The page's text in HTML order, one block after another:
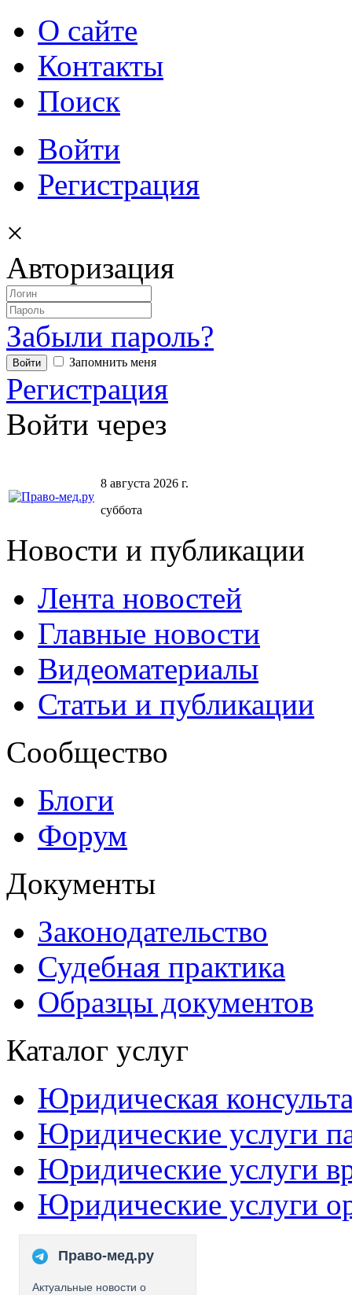
О сайте
Контакты
Поиск
Войти
Регистрация
×
Авторизация
Забыли пароль?
Запомнить меня
Регистрация
Войти через
8 августа 2026 г.
суббота
Новости и публикации
Лента новостей
Главные новости
Видеоматериалы
Статьи и публикации
Сообщество
Блоги
Форум
Документы
Законодательство
Судебная практика
Образцы документов
Каталог услуг
Юридическая
Юридические услуги
Юридические услуги
Юридические услуги
Право-мед.ру
Актуальные новости о